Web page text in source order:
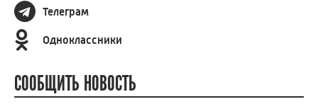
Телеграм
Одноклассники
СООБЩИТЬ НОВОСТЬ